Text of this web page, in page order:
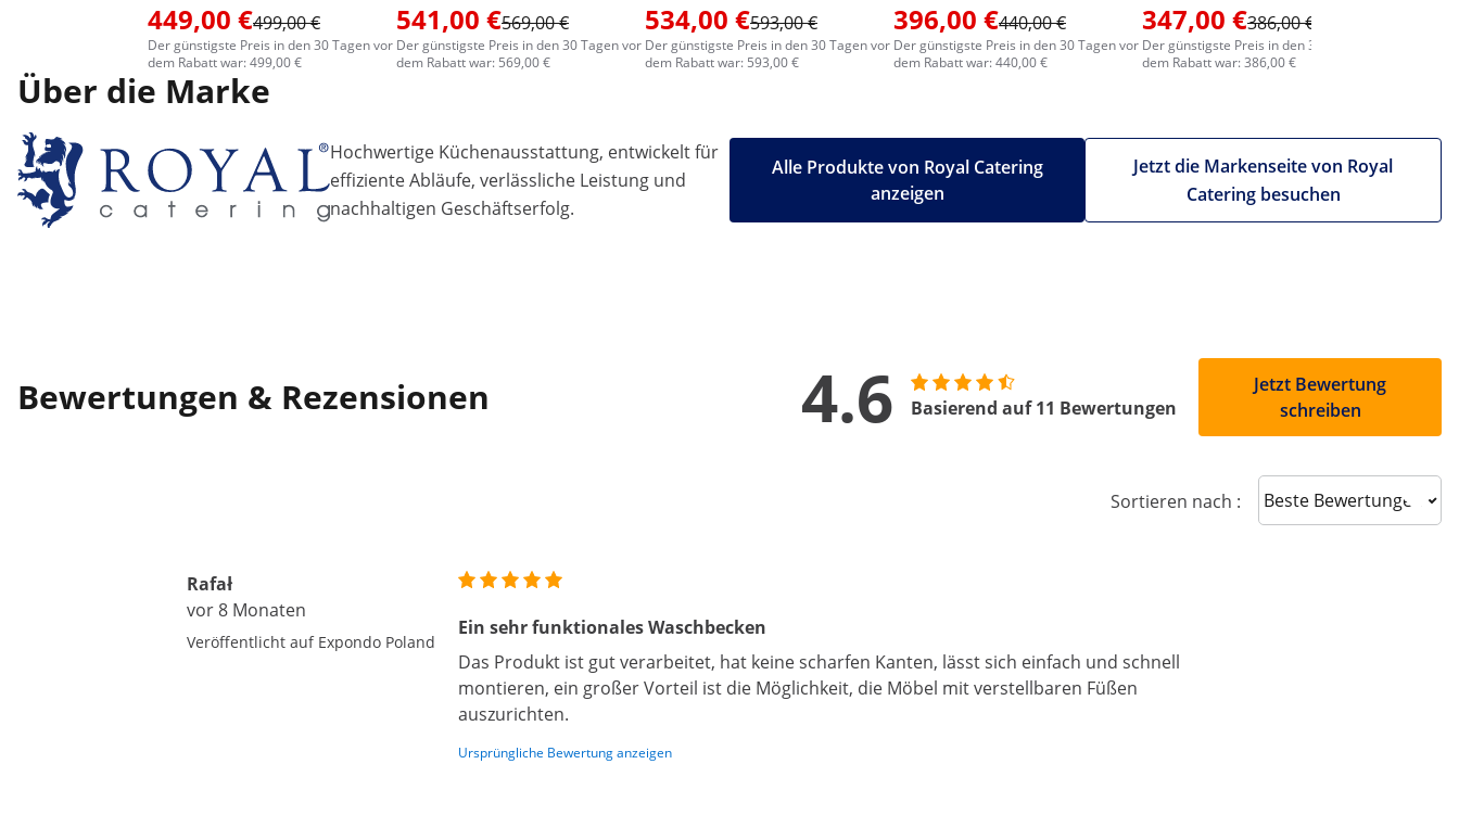
449,00 €499,00 €
Der günstigste Preis in den 30 Tagen vor
dem Rabatt war: 499,00 €
541,00 €569,00 €
Der günstigste Preis in den 30 Tagen vor
dem Rabatt war: 569,00 €
534,00 €593,00 €
Der günstigste Preis in den 30 Tagen vor
dem Rabatt war: 593,00 €
396,00 €440,00 €
Der günstigste Preis in den 30 Tagen vor
dem Rabatt war: 440,00 €
347,00 €386,00 €
Der günstigste Preis in den 30 Tagen vor
dem Rabatt war: 386,00 €
Über die Marke
Hochwertige Küchenausstattung, entwickelt für
effiziente Abläufe, verlässliche Leistung und
nachhaltigen Geschäftserfolg.
Jetzt die Markenseite von Royal
Catering besuchen
Alle Produkte von Royal Catering
anzeigen
Bewertungen & Rezensionen 4.6 Basierend auf 11 Bewertungen
Jetzt Bewertung
schreiben
Sortieren nach : Sort reviews
Rafał
vor 8 Monaten
Veröffentlicht auf Expondo Poland
Ein sehr funktionales Waschbecken
Das Produkt ist gut verarbeitet, hat keine scharfen Kanten, lässt sich einfach und schnell
montieren, ein großer Vorteil ist die Möglichkeit, die Möbel mit verstellbaren Füßen
auszurichten.
Ursprüngliche Bewertung anzeigen